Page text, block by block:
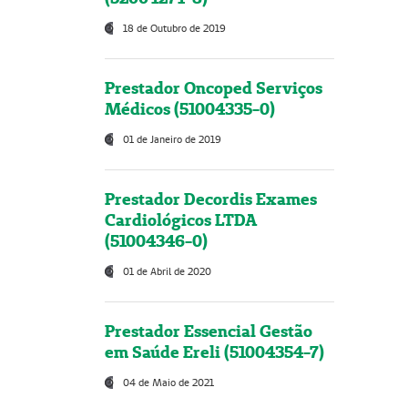
18 de Outubro de 2019
Prestador Oncoped Serviços
Médicos (51004335-0)
01 de Janeiro de 2019
Prestador Decordis Exames
Cardiológicos LTDA
(51004346-0)
01 de Abril de 2020
Prestador Essencial Gestão
em Saúde Ereli (51004354-7)
04 de Maio de 2021